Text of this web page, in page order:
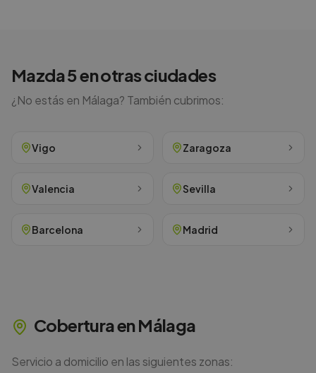
Mazda5en otras ciudades
¿No estás en Málaga? También cubrimos:
Vigo Zaragoza
Valencia Sevilla
Barcelona Madrid
Cobertura enMálaga
Servicio a domicilio en las siguientes zonas: